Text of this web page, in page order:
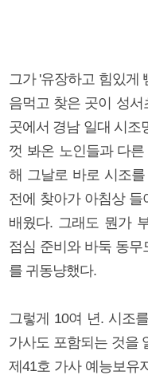
그가 '유장하고 힘있게
음먹고 찾은 곳이 성서
곳에서 경남 일대 시조
껏 봐온 노인들과 다
해 그날로 바로 시조
전에 찾아가 아침상 들
배웠다. 그래도 뭔가
점심 준비와 바둑 동
를 귀동냥했다.
그렇게 10여 년. 시조
가사도 포함되는 것을
제41호 가사 예능보유